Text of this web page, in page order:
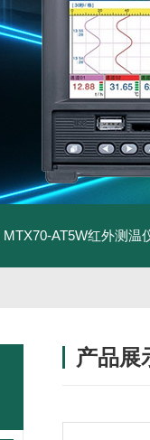
MTX70-AT5W红外测温
产品展